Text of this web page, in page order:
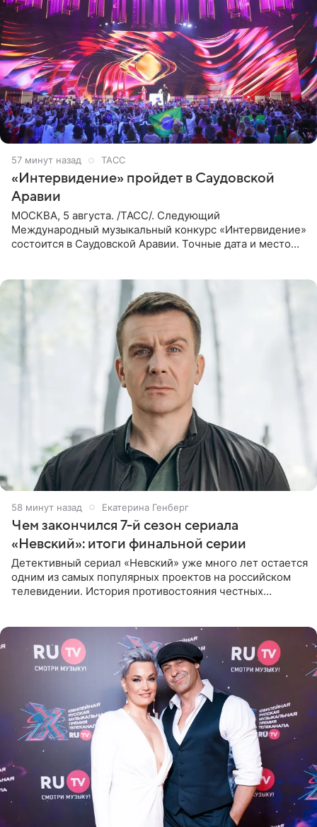
57 минут назад ТАСС
«Интервидение» пройдет в Саудовской
Аравии
МОСКВА, 5 августа. /ТАСС/. Следующий
Международный музыкальный конкурс «Интервидение»
состоится в Саудовской Аравии. Точные дата и место
58 минут назад Екатерина Генберг
Чем закончился 7-й сезон сериала
«Невский»: итоги финальной серии
Детективный сериал «Невский» уже много лет остается
одним из самых популярных проектов на российском
телевидении. История противостояния честных